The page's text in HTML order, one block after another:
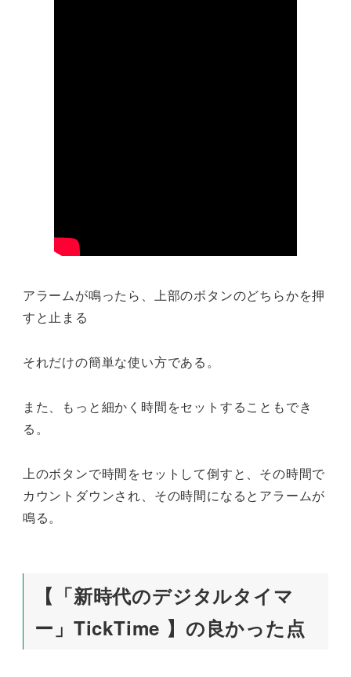
アラームが鳴ったら、上部のボタンのどちらかを押
すと止まる
それだけの簡単な使い方である。
また、もっと細かく時間をセットすることもでき
る。
上のボタンで時間をセットして倒すと、その時間で
カウントダウンされ、その時間になるとアラームが
鳴る。
【「新時代のデジタルタイマ
ー」TickTime 】の良かった点